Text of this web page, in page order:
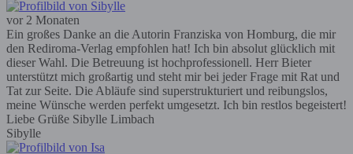
vor 2 Monaten
Ein großes Danke an die Autorin Franziska von Homburg, die mir
den Rediroma-Verlag empfohlen hat! Ich bin absolut glücklich mit
dieser Wahl. Die Betreuung ist hochprofessionell. Herr Bieter
unterstützt mich großartig und steht mir bei jeder Frage mit Rat und
Tat zur Seite. Die Abläufe sind superstrukturiert und reibungslos,
meine Wünsche werden perfekt umgesetzt. Ich bin restlos begeistert!
Liebe Grüße Sibylle Limbach
Sibylle